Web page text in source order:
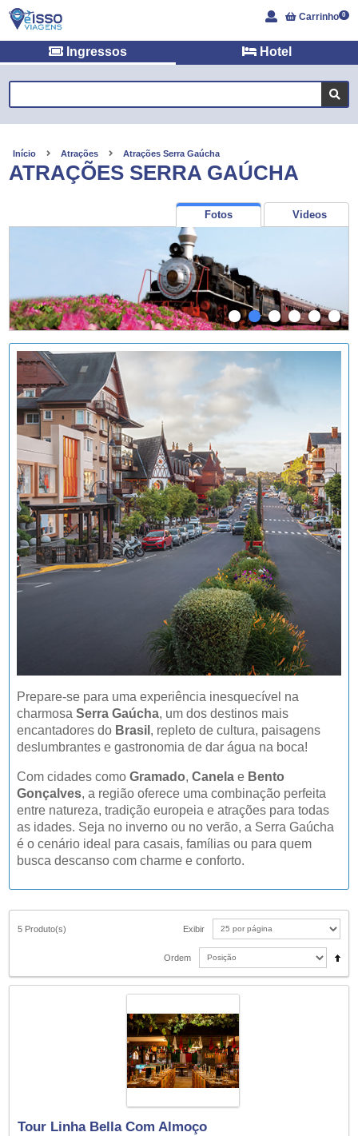
Carrinho 0
Ingressos Hotel
Início Atrações Atrações Serra Gaúcha
ATRAÇÕES SERRA GAÚCHA
Fotos Videos
Prepare-se para uma experiência inesquecível na
charmosa Serra Gaúcha, um dos destinos mais
encantadores do Brasil , repleto de cultura, paisagens
deslumbrantes e gastronomia de dar água na boca!
Com cidades como Gramado, Canelae Bento
Gonçalves, a região oferece uma combinação perfeita
entre natureza, tradição europeia e atrações para todas
as idades. Seja no inverno ou no verão, a Serra Gaúcha
é o cenário ideal para casais, famílias ou para quem
busca descanso com charme e conforto.
5 Produto(s) Exibir
Ordem
Tour Linha Bella Com Almoço